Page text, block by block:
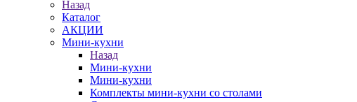
Назад
Каталог
АКЦИИ
Мини-кухни
Назад
Мини-кухни
Мини-кухни
Комплекты мини-кухни со столами